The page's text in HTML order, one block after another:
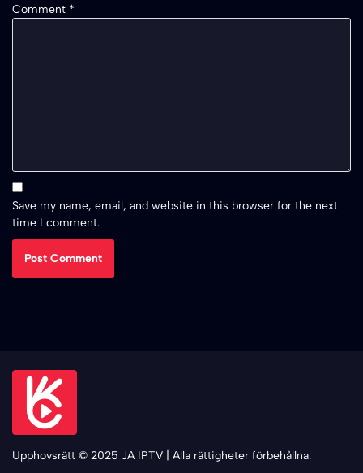
Comment *
Save my name, email, and website in this browser for the next
time I comment.
Upphovsrätt © 2025 JA IPTV | Alla rättigheter förbehållna.